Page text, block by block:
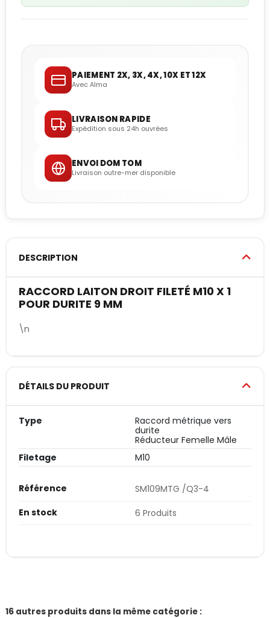
PAIEMENT 2X, 3X, 4X, 10X ET 12X
Avec Alma
LIVRAISON RAPIDE
Expédition sous 24h ouvrées
ENVOI DOM TOM
Livraison outre-mer disponible
DESCRIPTION
RACCORD LAITON DROIT FILETÉ M10 X 1
POUR DURITE 9 MM
\n
DÉTAILS DU PRODUIT
Type
Raccord métrique vers
durite
Réducteur Femelle Mâle
Filetage
M10
Référence
SM109MTG /Q3-4
En stock
6 Produits
16 autres produits dans la même catégorie :